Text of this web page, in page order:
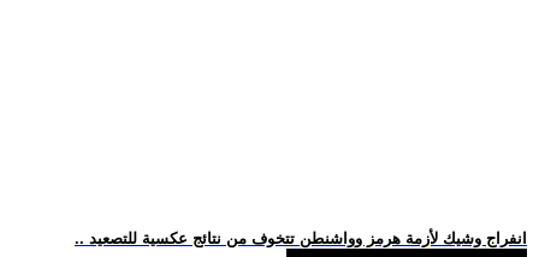
.. انفراج وشيك لأزمة هرمز وواشنطن تتخوف من نتائج عكسية للتصعيد